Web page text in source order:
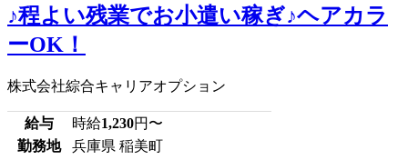
♪程よい残業でお小遣い稼ぎ♪ヘアカラ
ーOK！
株式会社綜合キャリアオプション
給与 時給1,230円〜
勤務地
兵庫県 稲美町